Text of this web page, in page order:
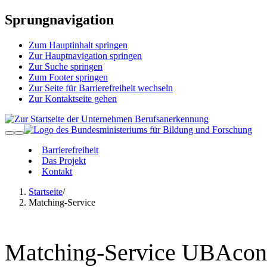
Sprungnavigation
Zum Hauptinhalt springen
Zur Hauptnavigation springen
Zur Suche springen
Zum Footer springen
Zur Seite für Barrierefreiheit wechseln
Zur Kontaktseite gehen
Barrierefreiheit
Das Projekt
Kontakt
Startseite/
Matching-Service
Matching-Service